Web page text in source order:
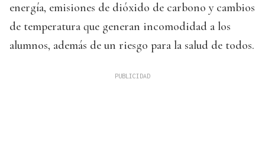
energía, emisiones de dióxido de carbono y cambios
de temperatura que generan incomodidad a los
alumnos, además de un riesgo para la salud de todos.